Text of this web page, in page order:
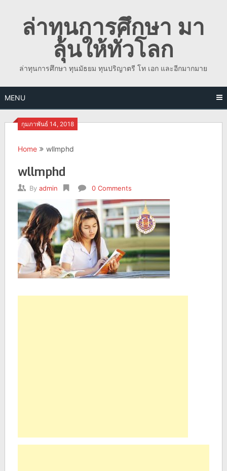
contentล่าทุนการศึกษา มา
ลุ้นให้ทั่วโลก
ล่าทุนการศึกษา ทุนมัธยม ทุนปริญาตรี โท เอก และอีกมากมาย
MENU
กุมภาพันธ์ 14, 2018
Home wllmphd
wllmphd
By admin 0 Comments